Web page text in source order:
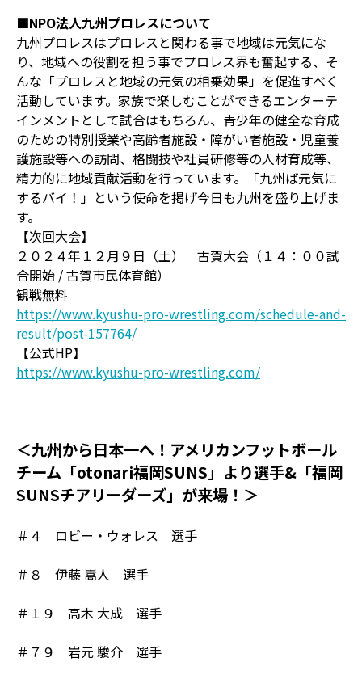
■NPO法人九州プロレスについて
九州プロレスはプロレスと関わる事で地域は元気にな
り、地域への役割を担う事でプロレス界も奮起する、そ
んな「プロレスと地域の元気の相乗効果」を促進すべく
活動しています。家族で楽しむことができるエンターテ
インメントとして試合はもちろん、青少年の健全な育成
のための特別授業や高齢者施設・障がい者施設・児童養
護施設等への訪問、格闘技や社員研修等の人材育成等、
精力的に地域貢献活動を行っています。「九州ば元気に
するバイ！」という使命を掲げ今日も九州を盛り上げま
す。
【次回大会】
２０２４年１２月９日（土） 古賀大会（１４：００試
合開始 / 古賀市民体育館）
観戦無料
https://www.kyushu-pro-wrestling.com/schedule-and-
result/post-157764/
【公式HP】
https://www.kyushu-pro-wrestling.com/
＜九州から日本一へ！アメリカンフットボール
チーム「otonari福岡SUNS」より選手&「福岡
SUNSチアリーダーズ」が来場！＞
＃４ ロビー・ウォレス 選手
＃８ 伊藤 嵩人 選手
＃１９ 高木 大成 選手
＃７９ 岩元 駿介 選手